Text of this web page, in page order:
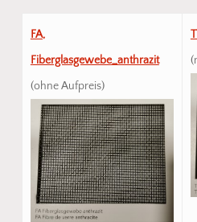
FA,
Fiberglasgewebe_anthrazit
(ohne Aufpreis)